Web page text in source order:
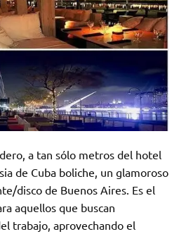
a tan sólo metros del hotel
de Cuba boliche, un glamoroso
disco de Buenos Aires. Es el
aquellos que buscan
trabajo, aprovechando el